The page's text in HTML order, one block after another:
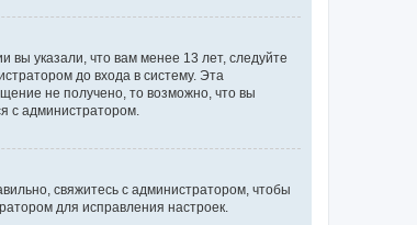
вы указали, что вам менее 13 лет, следуйте
до входа в систему. Эта
не получено, то возможно, что вы
с администратором.
свяжитесь с администратором, чтобы
для исправления настроек.